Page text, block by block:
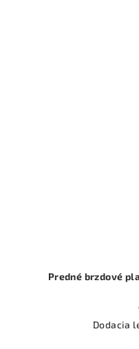
Predné brzdové
Dodacia